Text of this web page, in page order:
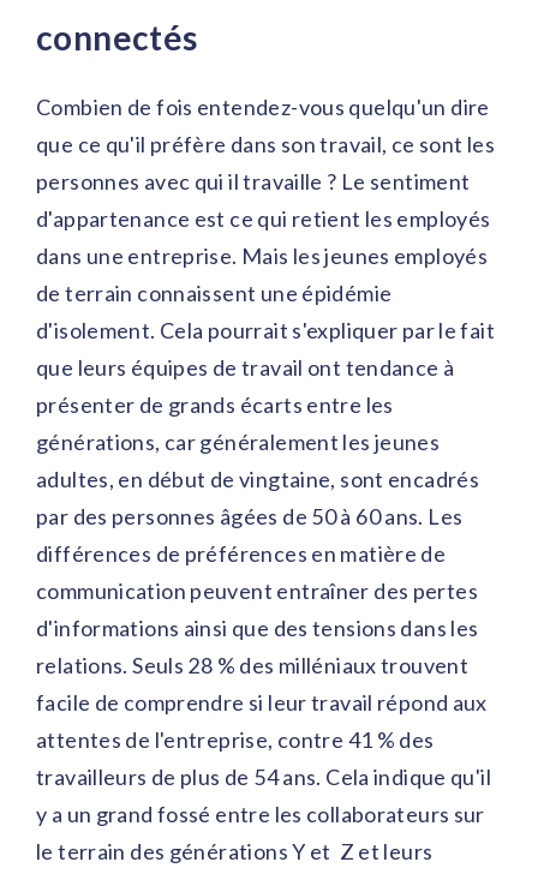
connectés
Combien de fois entendez-vous quelqu'un dire
que ce qu'il préfère dans son travail, ce sont les
personnes avec qui il travaille ? Le sentiment
d'appartenance est ce qui retient les employés
dans une entreprise. Mais les jeunes employés
de terrain connaissent une épidémie
d'isolement. Cela pourrait s'expliquer par le fait
que leurs équipes de travail ont tendance à
présenter de grands écarts entre les
générations, car généralement les jeunes
adultes, en début de vingtaine, sont encadrés
par des personnes âgées de 50 à 60 ans. Les
différences de préférences en matière de
communication peuvent entraîner des pertes
d'informations ainsi que des tensions dans les
relations. Seuls 28 % des milléniaux trouvent
facile de comprendre si leur travail répond aux
attentes de l'entreprise, contre 41 % des
travailleurs de plus de 54 ans. Cela indique qu'il
y a un grand fossé entre les collaborateurs sur
le terrain des générations Y et Z et leurs